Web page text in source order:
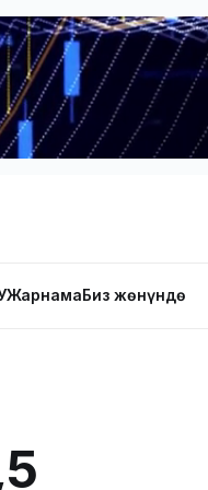
ЖарнамаБиз жөнүндө